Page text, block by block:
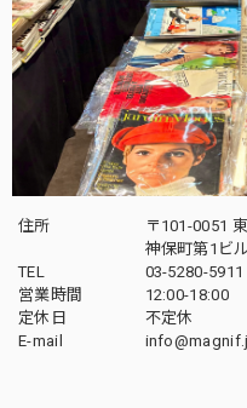
住所
〒101-0051
神保町第1ビ
TEL
03-5280-5911
営業時間
12:00-18:00
定休日
不定休
E-mail